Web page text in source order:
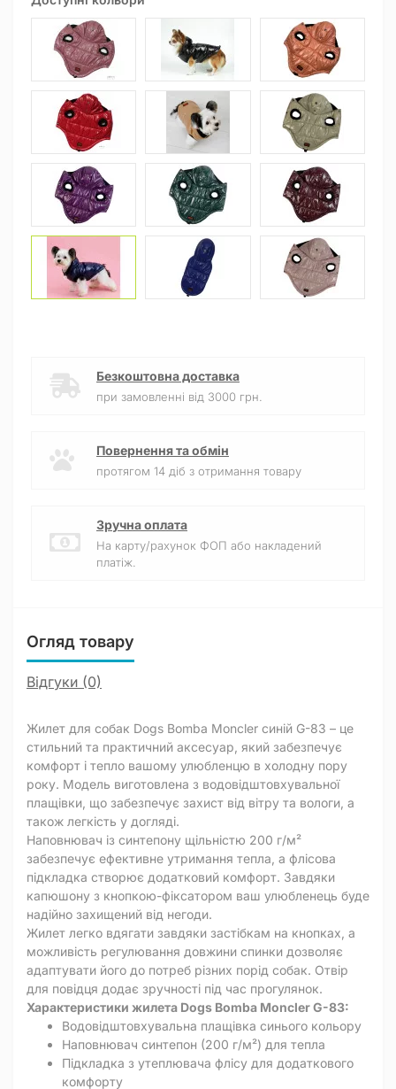
Безкоштовна доставка
при замовленні від 3000 грн.
Повернення та обмін
протягом 14 діб з отримання товару
Зручна оплата
На карту/рахунок ФОП або накладений
платіж.
Огляд товару
Відгуки (0)
Жилет для собак Dogs Bomba Moncler синій G-83 – це
стильний та практичний аксесуар, який забезпечує
комфорт і тепло вашому улюбленцю в холодну пору
року. Модель виготовлена з водовідштовхувальної
плащівки, що забезпечує захист від вітру та вологи, а
також легкість у догляді.
Наповнювач із синтепону щільністю 200 г/м²
забезпечує ефективне утримання тепла, а флісова
підкладка створює додатковий комфорт. Завдяки
капюшону з кнопкою-фіксатором ваш улюбленець буде
надійно захищений від негоди.
Жилет легко вдягати завдяки застібкам на кнопках, а
можливість регулювання довжини спинки дозволяє
адаптувати його до потреб різних порід собак. Отвір
для повідця додає зручності під час прогулянок.
Характеристики жилета Dogs Bomba Moncler G-83:
Водовідштовхувальна плащівка синього кольору
Наповнювач синтепон (200 г/м²) для тепла
Підкладка з утеплювача флісу для додаткового
комфорту